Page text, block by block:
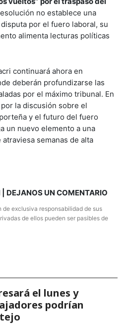
no establece una
por el fuero laboral, su
alimenta lecturas políticas
continuará ahora en
deberán profundizarse las
por el máximo tribunal. En
la discusión sobre el
y el futuro del fuero
un nuevo elemento a una
semanas de alta
DEJANOS UN COMENTARIO
exclusiva responsabilidad de sus
de ellos pueden ser pasibles de
el lunes y
podrían